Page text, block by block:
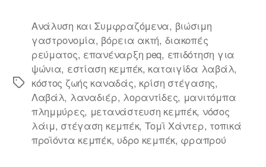
Ετικέτες
Ανάλυση και Συμφραζόμενα, βιώσιμη
γαστρονομία, βόρεια ακτή, διακοπές
ρεύματος, επανέναρξη peq, επιδότηση για
ψώνια, εστίαση κεμπέκ, καταιγίδα λαβάλ,
κόστος ζωής καναδάς, κρίση στέγασης,
Λαβάλ, λαναδιέρ, λοραντίδες, μανιτόμπα
πλημμύρες, μετανάστευση κεμπέκ, νόσος
λάιμ, στέγαση κεμπέκ, Τομϊ Χάντερ, τοπικά
προϊόντα κεμπέκ, υδρο κεμπέκ, φραπρού